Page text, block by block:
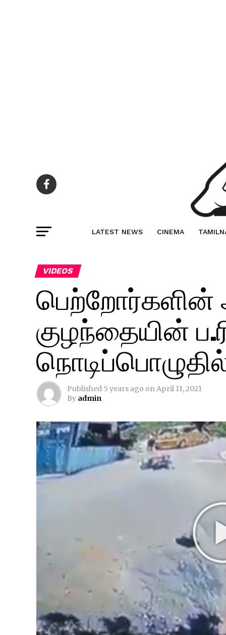
LATEST NEWS CINEMA
VIDEOS
குழந்தையின்
Published 5 years ago onApril 11, 2021
By admin